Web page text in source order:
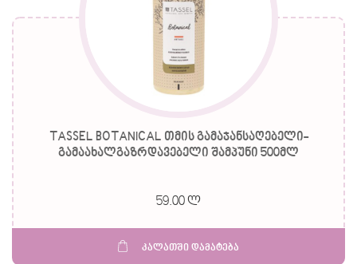
TASSEL BOTANICAL თმის გამაჯანსაღებელი-
გამაახალგაზრდავებელი შამპუნი 500მლ
59.00 ლ
კალათში დამატება